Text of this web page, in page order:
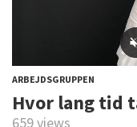
ARBEJDSGRUPPEN
Hvor lang tid
659 views